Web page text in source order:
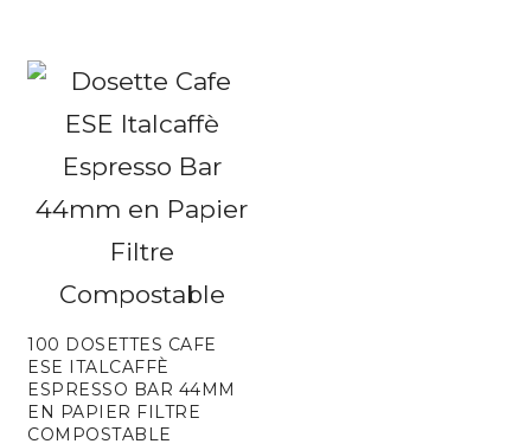
100 DOSETTES CAFE
ESE ITALCAFFÈ
ESPRESSO BAR 44MM
EN PAPIER FILTRE
COMPOSTABLE